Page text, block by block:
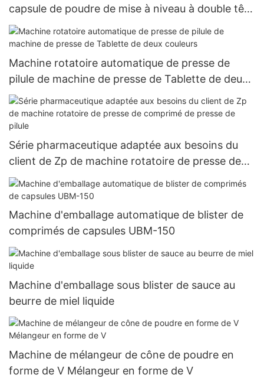
capsule de poudre de mise à niveau à double tête
JTJ-A PRO
Machine rotatoire automatique de presse de
pilule de machine de presse de Tablette de deux
couleurs
Série pharmaceutique adaptée aux besoins du
client de Zp de machine rotatoire de presse de
comprimé de presse de pilule
Machine d'emballage automatique de blister de
comprimés de capsules UBM-150
Machine d'emballage sous blister de sauce au
beurre de miel liquide
Machine de mélangeur de cône de poudre en
forme de V Mélangeur en forme de V